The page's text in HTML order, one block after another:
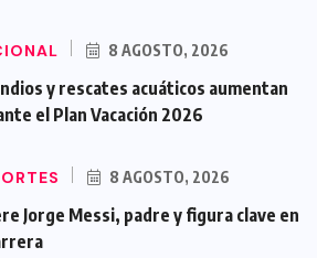
8 AGOSTO, 2026
y rescates acuáticos aumentan
el Plan Vacación 2026
8 AGOSTO, 2026
Jorge Messi, padre y figura clave en